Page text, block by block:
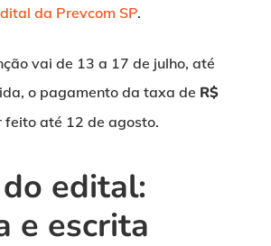
da Prevcom SP.
vai de 13 a 17 de julho, até
o pagamento da taxa de R$
feito até 12 de agosto.
edital:
e escrita